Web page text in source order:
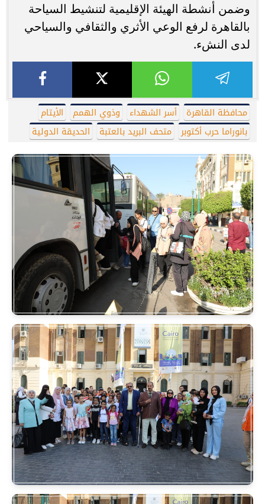
وضمن أنشطة الهيئة الإقليمية لتنشيط السياحة
بالقاهرة لرفع الوعي الأثري والثقافي والسياحي
لدى النشء.
محافظة القاهرة أسر الشهداء وذوي الهمم
الأيتام
بانوراما حرب أكتوبر
متحف البريد بالعتبة الحديقة الدولية